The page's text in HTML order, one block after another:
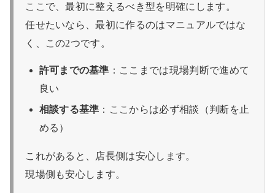
ここで、最初に整えるべき型を明確にします。
任せたいなら、最初に作るのはマニュアルではな
く、この2つです。
許可までの基準 ：ここまでは現場判断で進めて
良い
相談する基準 ：ここからは必ず相談（判断を止
める）
これがあると、店長側は安心します。
現場側も安心します。